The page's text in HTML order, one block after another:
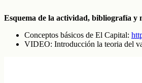
Esquema de la actividad, bibliografía y
Conceptos básicos de El Capital:
VIDEO: Introducción la teoria del